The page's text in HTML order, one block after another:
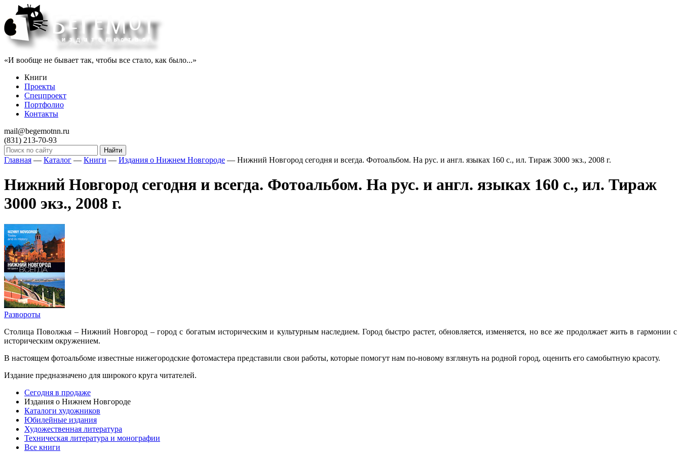
«И вообще не бывает так, чтобы все стало, как было...»
Книги
Проекты
Спецпроект
Портфолио
Контакты
mail@begemotnn.ru
(831) 213-70-93
Главная — Каталог — Книги — Издания о Нижнем Новгороде — Нижний Новгород сегодня и всегда. Фотоальбом. На рус. и англ. языках 160 с., ил. Тираж 3000 экз., 2008 г.
Нижний Новгород сегодня и всегда. Фотоальбом. На рус. и англ. языках 160 с., ил. Тираж
3000 экз., 2008 г.
Развороты
Столица Поволжья – Нижний Новгород – город с богатым историческим и культурным наследием. Город быстро растет, обновляется, изменяется, но все же продолжает жить в гармонии с
историческим окружением.
В настоящем фотоальбоме известные нижегородские фотомастера представили свои работы, которые помогут нам по-новому взглянуть на родной город, оценить его самобытную красоту.
Издание предназначено для широкого круга читателей.
Сегодня в продаже
Издания о Нижнем Новгороде
Каталоги художников
Юбилейные издания
Художественная литература
Техническая литература и монографии
Все книги